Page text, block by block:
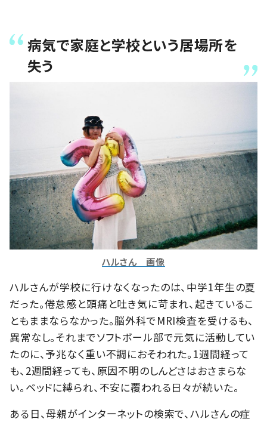
病気で家庭と学校という居場所を
失う
ハルさん 画像
ハルさんが学校に行けなくなったのは、中学1年生の夏
だった。倦怠感と頭痛と吐き気に苛まれ、起きているこ
ともままならなかった。脳外科でMRI検査を受けるも、
異常なし。それまでソフトボール部で元気に活動してい
たのに、予兆なく重い不調におそわれた。1週間経って
も、2週間経っても、原因不明のしんどさはおさまらな
い。ベッドに縛られ、不安に覆われる日々が続いた。
ある日、母親がインターネットの検索で、ハルさんの症